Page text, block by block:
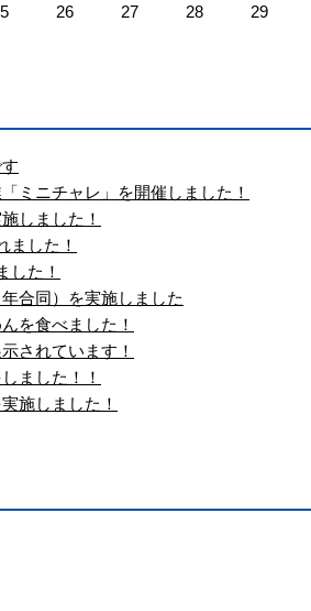
26 27 28
29
ミニチャレ」を開催しました！
しました！
ました！
した！
合同）を実施しました
を食べました！
されています！
ました！！
施しました！